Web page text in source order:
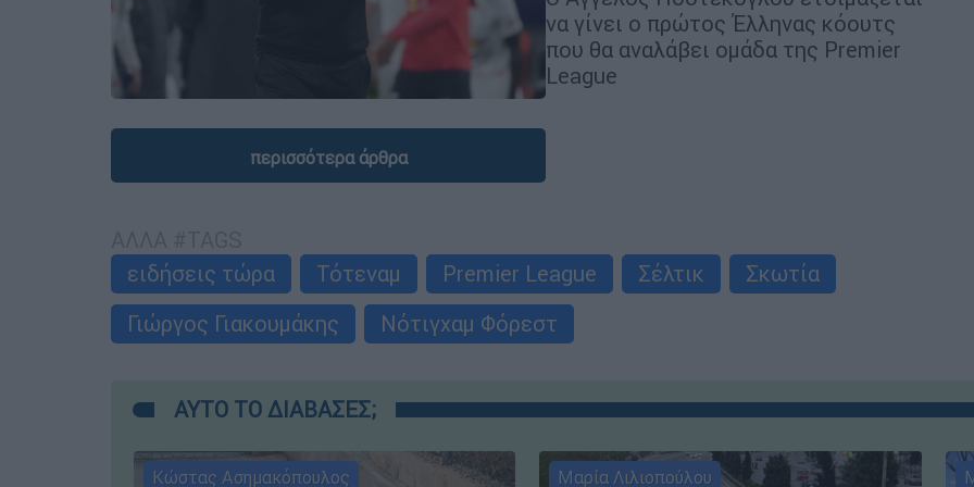
να γίνει ο πρώτος Έλληνας κόουτς
που θα αναλάβει ομάδα της Premier
League
περισσότερα άρθρα
ειδήσεις τώρα
Τότεναμ Premier League Σέλτικ
Σκωτία
Γιώργος Γιακουμάκης
Νότιγχαμ Φόρεστ
ΑΥΤΟ ΤΟ ΔΙΑΒΑΣΕΣ;
Κώστας Ασημακόπουλος Μαρία Λιλιοπούλου